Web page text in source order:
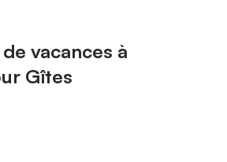
vacances à
Gîtes